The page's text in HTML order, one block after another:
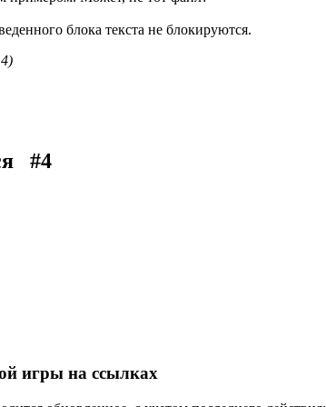
блока текста не блокируются.
#4
игры на ссылках